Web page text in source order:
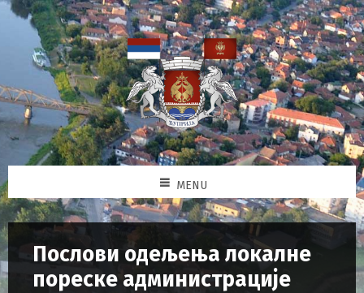
MENU
Послови одељења локалне
пореске администрације